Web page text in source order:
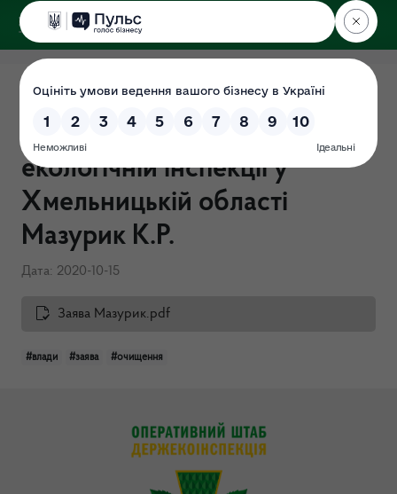
ДЕРЖЕКОІНСПЕКЦІЯ
у Хмельницькій області
Перевірка "Про очищення
влади" в Державній
екологічній інспекції у
Хмельницькій області
Мазурик К.Р.
Дата: 2020-10-15
Заява Мазурик.pdf
#влади #заява #очищення